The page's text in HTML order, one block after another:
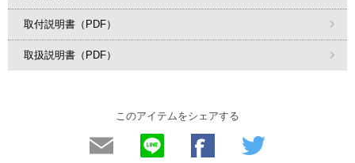
取付説明書（PDF）
取扱説明書（PDF）
このアイテムをシェアする